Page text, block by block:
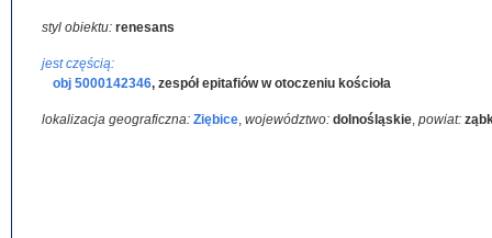
styl obiektu: renesans
jest częścią:
obj 5000142346, zespół epitafiów w otoczeniu kościoła
lokalizacja geograficzna: Ziębice, województwo: dolnośląskie, powiat: